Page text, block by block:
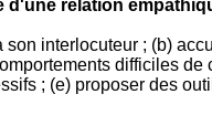
d'une relation
interlocuteur ; (b)
difficiles de
; (e) proposer des